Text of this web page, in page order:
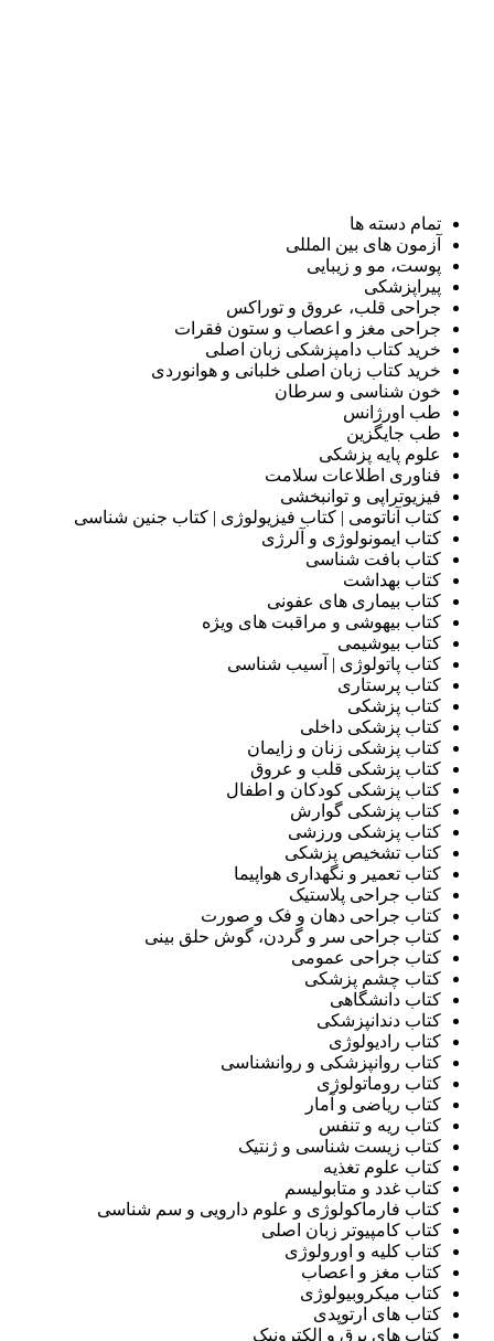
تمام دسته ها
آزمون های بین المللی
پوست، مو و زیبایی
پیراپزشکی
جراحی قلب، عروق و توراکس
جراحی مغز و اعصاب و ستون فقرات
خرید کتاب دامپزشکی زبان اصلی
خرید کتاب زبان اصلی خلبانی و هوانوردی
خون شناسی و سرطان
طب اورژانس
طب جایگزین
علوم پایه پزشکی
فناوری اطلاعات سلامت
فیزیوتراپی و توانبخشی
کتاب آناتومی | کتاب فیزیولوژی | کتاب جنین شناسی
کتاب ایمونولوژی و آلرژی
کتاب بافت شناسی
کتاب بهداشت
کتاب بیماری های عفونی
کتاب بیهوشی و مراقبت های ویژه
کتاب بیوشیمی
کتاب پاتولوژی | آسیب شناسی
کتاب پرستاری
کتاب پزشکی
کتاب پزشکی داخلی
کتاب پزشکی زنان و زایمان
کتاب پزشکی قلب و عروق
کتاب پزشکی کودکان و اطفال
کتاب پزشکی گوارش
کتاب پزشکی ورزشی
کتاب تشخیص پزشکی
کتاب تعمیر و نگهداری هواپیما
کتاب جراحی پلاستیک
کتاب جراحی دهان و فک و صورت
کتاب جراحی سر و گردن، گوش حلق بینی
کتاب جراحی عمومی
کتاب چشم پزشکی
کتاب دانشگاهی
کتاب دندانپزشکی
کتاب رادیولوژی
کتاب روانپزشکی و روانشناسی
کتاب روماتولوژی
کتاب ریاضی و آمار
کتاب ریه و تنفس
کتاب زیست شناسی و ژنتيک
کتاب علوم تغذيه
کتاب غدد و متابولیسم
کتاب فارماکولوژی و علوم دارویی و سم شناسی
کتاب کامپیوتر زبان اصلی
کتاب کلیه و اورولوژی
کتاب مغز و اعصاب
کتاب میکروبیولوژی
کتاب های ارتوپدی
کتاب های برق و الکترونیک